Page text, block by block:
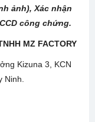
ảnh), Xác nhận
công chứng.
MZ FACTORY
Kizuna 3, KCN
Ninh.